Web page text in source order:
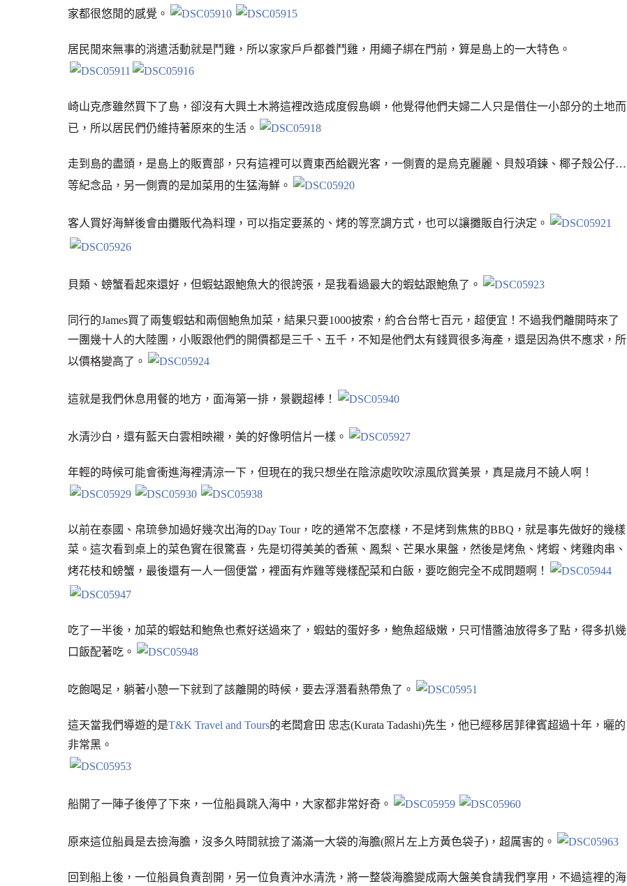
家都很悠閒的感覺。
居民閒來無事的消遣活動就是鬥雞，所以家家戶戶都養鬥雞，用繩子綁在門前，算是島上的一大特色。
崎山克彥雖然買下了島，卻沒有大興土木將這裡改造成度假島嶼，他覺得他們夫婦二人只是借住一小部分的土地而
已，所以居民們仍維持著原來的生活。
走到島的盡頭，是島上的販賣部，只有這裡可以賣東西給觀光客，一側賣的是烏克麗麗、貝殼項鍊、椰子殼公仔…
等紀念品，另一側賣的是加菜用的生猛海鮮。
客人買好海鮮後會由攤販代為料理，可以指定要蒸的、烤的等烹調方式，也可以讓攤販自行決定。
貝類、螃蟹看起來還好，但蝦蛄跟鮑魚大的很誇張，是我看過最大的蝦蛄跟鮑魚了。
同行的James買了兩隻蝦蛄和兩個鮑魚加菜，結果只要1000披索，約合台幣七百元，超便宜！不過我們離開時來了
一團幾十人的大陸團，小販跟他們的開價都是三千、五千，不知是他們太有錢買很多海產，還是因為供不應求，所
以價格變高了。
這就是我們休息用餐的地方，面海第一排，景觀超棒！
水清沙白，還有藍天白雲相映襯，美的好像明信片一樣。
年輕的時候可能會衝進海裡清涼一下，但現在的我只想坐在陰涼處吹吹涼風欣賞美景，真是歲月不饒人啊！
以前在泰國、帛琉參加過好幾次出海的Day Tour，吃的通常不怎麼樣，不是烤到焦焦的BBQ，就是事先做好的幾樣
菜。這次看到桌上的菜色實在很驚喜，先是切得美美的香蕉、鳳梨、芒果水果盤，然後是烤魚、烤蝦、烤雞肉串、
烤花枝和螃蟹，最後還有一人一個便當，裡面有炸雞等幾樣配菜和白飯，要吃飽完全不成問題啊！
吃了一半後，加菜的蝦蛄和鮑魚也煮好送過來了，蝦蛄的蛋好多，鮑魚超級嫩，只可惜醬油放得多了點，得多扒幾
口飯配著吃。
吃飽喝足，躺著小憩一下就到了該離開的時候，要去浮潛看熱帶魚了。
這天當我們導遊的是T&K Travel and Tours的老闆倉田 忠志(Kurata Tadashi)先生，他已經移居菲律賓超過十年，曬的
非常黑。
船開了一陣子後停了下來，一位船員跳入海中，大家都非常好奇。
原來這位船員是去撿海膽，沒多久時間就撿了滿滿一大袋的海膽(照片左上方黃色袋子)，超厲害的。
回到船上後，一位船員負責剖開，另一位負責沖水清洗，將一整袋海膽變成兩大盤美食請我們享用，不過這裡的海